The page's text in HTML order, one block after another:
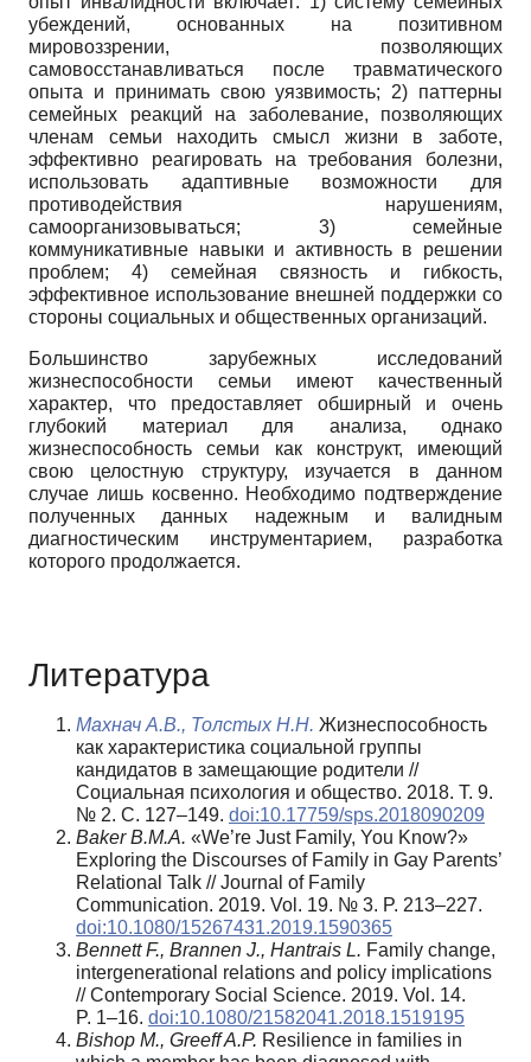
убеждений, основанных на позитивном
мировоззрении, позволяющих
самовосстанавливаться после травматического
опыта и принимать свою уязвимость; 2) паттерны
семейных реакций на заболевание, позволяющих
членам семьи находить смысл жизни в заботе,
эффективно реагировать на требования болезни,
использовать адаптивные возможности для
противодействия нарушениям,
самоорганизовываться; 3) семейные
коммуникативные навыки и активность в решении
проблем; 4) семейная связность и гибкость,
эффективное использование внешней поддержки со
стороны социальных и общественных организаций.
Большинство зарубежных исследований
жизнеспособности семьи имеют качественный
характер, что предоставляет обширный и очень
глубокий материал для анализа, однако
жизнеспособность семьи как кон­структ, имеющий
свою целостную структуру, изучается в данном
случае лишь косвенно. Необходимо подтверждение
полученных данных надежным и валид­ным
диагностическим инструментарием, разработка
которого продолжается.
Литература
Махнач А.В., Толстых Н.Н. Жизнеспособность
как характеристика социальной группы
кандидатов в замещающие родители //
Социальная психология и общество. 2018. Т. 9.
№ 2. С. 127–149. doi:10.17759/sps.2018090209
Baker B.M.A. «We’re Just Family, You Know?»
Exploring the Discourses of Family in Gay Parents’
Relational Talk // Journal of Family
Communication. 2019. Vol. 19. № 3. P. 213–227.
doi:10.1080/15267431.2019.1590365
Bennett F., Brannen J., Hantrais L. Family change,
intergenerational relations and policy implications
// Contemporary Social Science. 2019. Vol. 14.
P. 1–16. doi:10.1080/21582041.2018.1519195
Bishop M., Greeff A.P. Resilience in families in